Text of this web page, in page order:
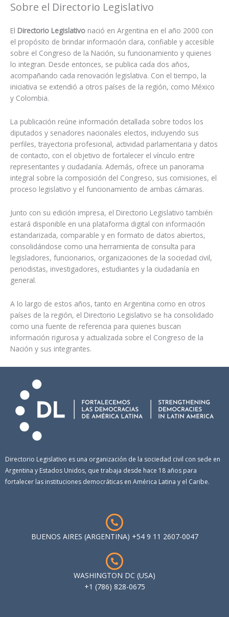
Sobre el Directorio Legislativo
El Directorio Legislativo nació en Argentina en el año 2000 con
el propósito de brindar información clara, confiable y accesible
sobre el Congreso de la Nación, su funcionamiento y quienes
lo integran. Desde entonces, se publica cada dos años,
acompañando cada renovación legislativa. Con el tiempo, la
iniciativa se extendió a otros países de la región, como México
y Colombia.
La publicación reúne información detallada sobre todos los
diputados y senadores nacionales electos, incluyendo sus
perfiles, trayectoria profesional, actividad parlamentaria y datos
de contacto, con el objetivo de fortalecer el vínculo entre
representantes y ciudadanía. Además, ofrece un panorama
integral sobre la composición del Congreso, sus comisiones, el
proceso legislativo y el funcionamiento de ambas cámaras.
Junto con su edición impresa, el Directorio Legislativo también
estará disponible en una plataforma digital con información
estandarizada, comparable y en formato de datos abiertos,
consolidándose como una herramienta de consulta para
legisladores, funcionarios, organizaciones de la sociedad civil,
periodistas, investigadores, estudiantes y la ciudadanía en
general.
A lo largo de estos años, tanto en Argentina como en otros
países de la región, el Directorio Legislativo se ha consolidado
como una fuente de referencia para quienes buscan
información rigurosa y actualizada sobre el Congreso de la
Nación y sus integrantes.
Directorio Legislativo es una organización de la sociedad civil con sede en
Argentina y Estados Unidos, que trabaja desde hace 18 años para
fortalecer las instituciones democráticas en América Latina y el Caribe.
BUENOS AIRES (ARGENTINA) +54 9 11 2607-0047
WASHINGTON DC (USA)
+1 (786) 828-0675